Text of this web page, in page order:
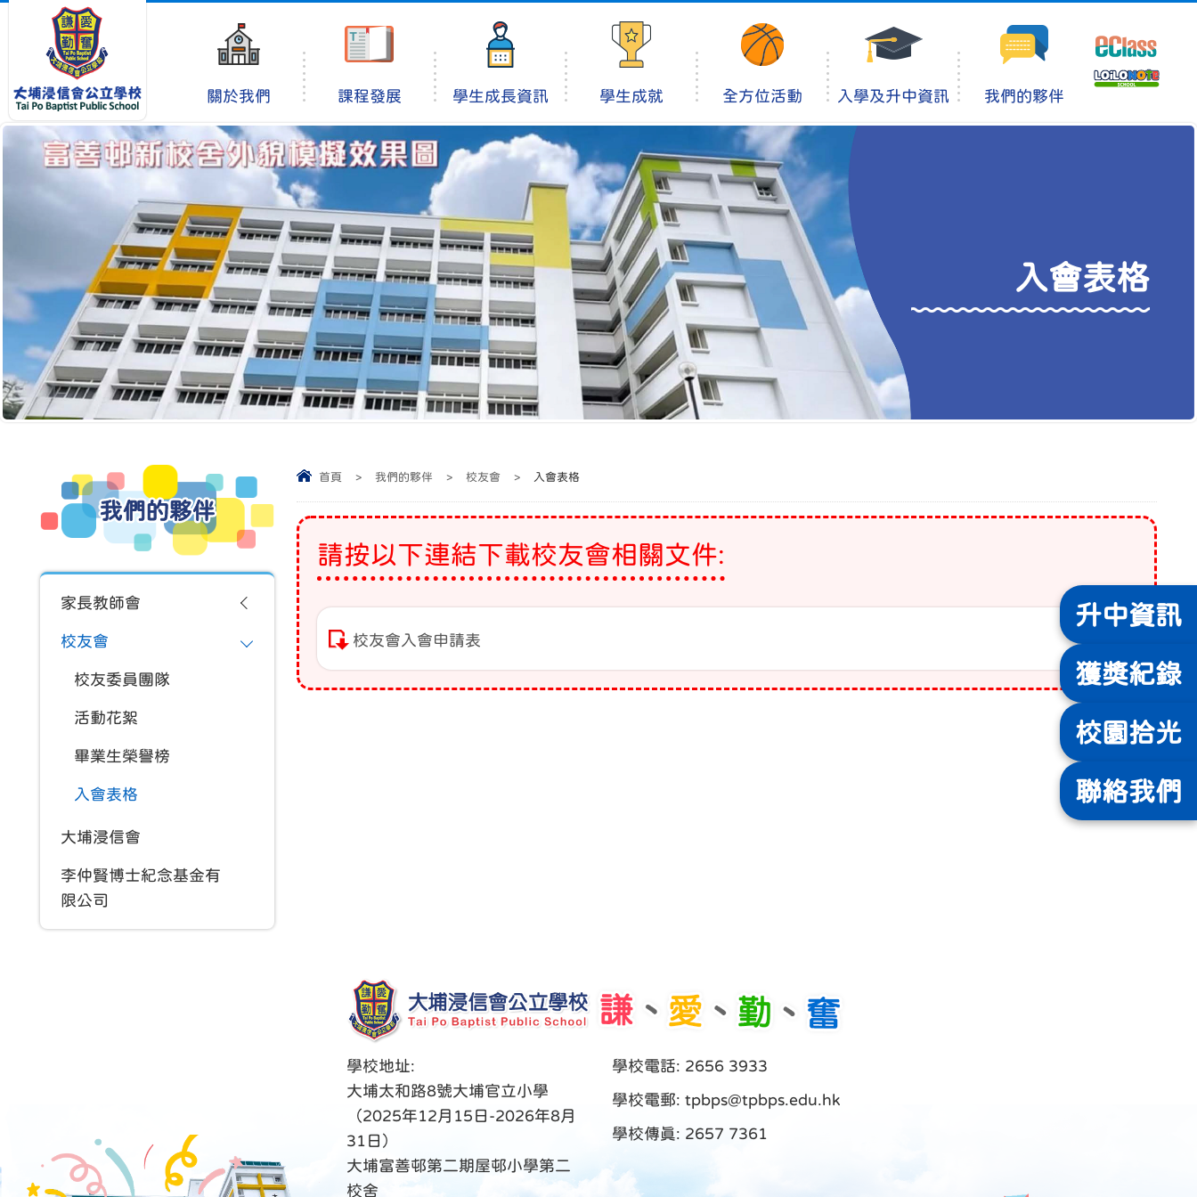
關於我們 課程發展 學生成長資訊 學生成就 全方位活動 入學及升中資訊 我們的夥伴
入會表格
首頁 > 我們的夥伴 > 校友會 > 入會表格
請按以下連結下載校友會相關文件:
校友會入會申請表
我們的夥伴
家長教師會
校友會
校友委員團隊
活動花絮
畢業生榮譽榜
入會表格
大埔浸信會
李仲賢博士紀念基金有
限公司
學校地址:
大埔太和路8號大埔官立小學
（2025年12月15日-2026年8月
31日）
大埔富善邨第二期屋邨小學第二
校舍
學校電話: 2656 3933
學校電郵: tpbps@tpbps.edu.hk
學校傳真: 2657 7361
升中資訊
獲獎紀錄
校園拾光
聯絡我們